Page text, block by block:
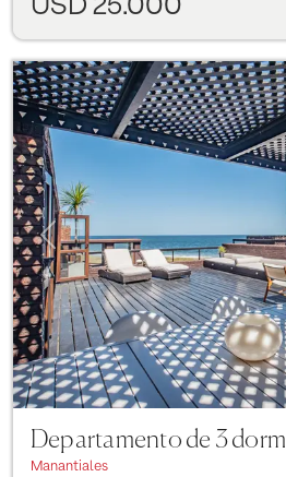
USD 25.000
Previous
Manantiales